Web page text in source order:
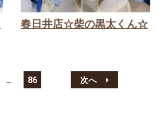
春日井店☆柴の黒太くん☆
… 86 次へ